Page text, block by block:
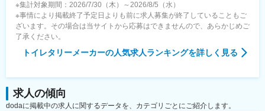
※集計対象期間：2026/7/30（木）～2026/8/5（水）
※事情により掲載終了予定日よりも前に求人募集が終了していることもご
ざいます。その場合は当サイトから応募はできませんので、あらかじめご
了承ください。
トイレタリーメーカーの人気求人ランキングを詳しく見る
求人の傾向
dodaに掲載中の求人に関するデータを、カテゴリごとにご紹介します。